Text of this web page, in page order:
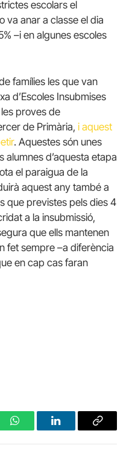
escolars el
va anar a classe el dia
–i en algunes escoles
famílies les que van
d’Escoles Insubmises
les proves de
de Primària, i aquest
. Aquestes són unes
alumnes d’aquesta etapa
el paraigua de la
aquest any també a
que previstes pels dies 4
a la insubmissió,
que ells mantenen
fet sempre –a diferència
en cap cas faran
WhatsAppLinkedInCopy